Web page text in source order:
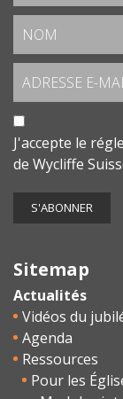
J'accepte le
de Wycliffe
Sitemap
Actualités
Vidéos du
Agenda
Ressources
Pour les